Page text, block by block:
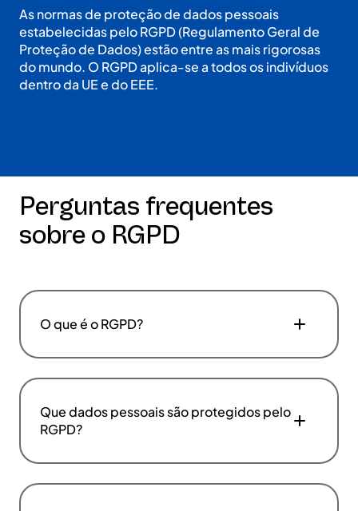
As normas de proteção de dados pessoais
estabelecidas pelo RGPD (Regulamento Geral de
Proteção de Dados) estão entre as mais rigorosas
do mundo. O RGPD aplica-se a todos os indivíduos
dentro da UE e do EEE.
Perguntas frequentes
sobre o RGPD
O que é o RGPD?
Que dados pessoais são protegidos pelo
RGPD?